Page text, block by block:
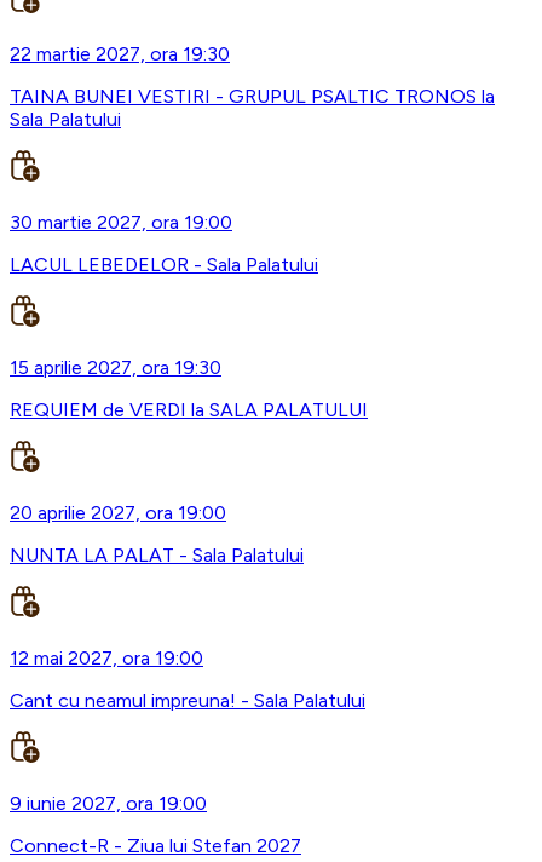
22 martie 2027, ora 19:30
TAINA BUNEI VESTIRI - GRUPUL PSALTIC TRONOS la
Sala Palatului
30 martie 2027, ora 19:00
LACUL LEBEDELOR - Sala Palatului
15 aprilie 2027, ora 19:30
REQUIEM de VERDI la SALA PALATULUI
20 aprilie 2027, ora 19:00
NUNTA LA PALAT - Sala Palatului
12 mai 2027, ora 19:00
Cant cu neamul impreuna! - Sala Palatului
9 iunie 2027, ora 19:00
Connect-R - Ziua lui Stefan 2027